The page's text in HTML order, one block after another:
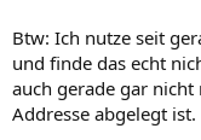
Btw: Ich nutze seit
und finde das echt
auch gerade gar nicht
Addresse abgelegt ist.